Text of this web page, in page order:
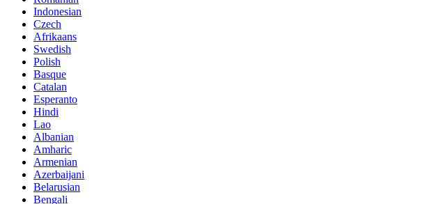
Indonesian
Czech
Afrikaans
Swedish
Polish
Basque
Catalan
Esperanto
Hindi
Lao
Albanian
Amharic
Armenian
Azerbaijani
Belarusian
Bengali